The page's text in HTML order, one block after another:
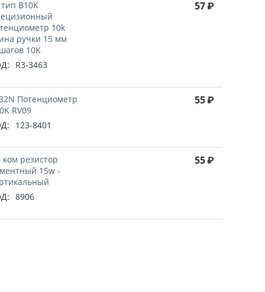
B10K
10k
ручки 15 мм
10K
R3-3463
57₽
Потенциометр
RV09
123-8401
55₽
ком резистор
15w -
8906
55₽